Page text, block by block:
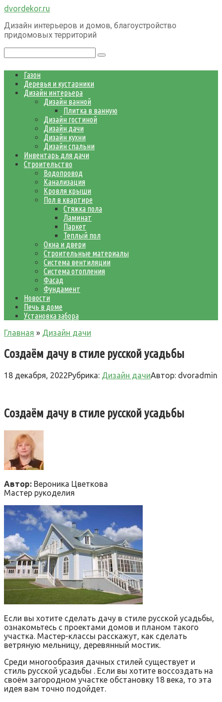
Перейти
контенту
dvordekor.ru
Дизайн интерьеров и домов, благоустройство
придомовых территорий
Газон
Деревья и кустарники
Дизайн интерьера
Дизайн ванной
Плитка в ванную
Дизайн гостиной
Дизайн дачи
Дизайн кухни
Дизайн спальни
Инвентарь для дачи
Строительство
Водопровод
Канализация
Кровля крыши
Пол в квартире
Стяжка пола
Ламинат
Паркет
Теплый пол
Окна и двери
Строительные материалы
Система вентиляции
Система отопления
Фасад
Фундамент
Новости
Печь в доме
Установка забора
Главная » Дизайн дачи
Создаём дачу в стиле русской усадьбы
18 декабря, 2022Рубрика: Дизайн дачиАвтор: dvoradmin
Создаём дачу в стиле русской усадьбы
Автор: Вероника Цветкова
Мастер рукоделия
Если вы хотите сделать дачу в стиле русской усадьбы,
ознакомьтесь с проектами домов и планом такого
участка. Мастер-классы расскажут, как сделать
ветряную мельницу, деревянный мостик.
Среди многообразия дачных стилей существует и
стиль русской усадьбы . Если вы хотите воссоздать на
своём загородном участке обстановку 18 века, то эта
идея вам точно подойдет.